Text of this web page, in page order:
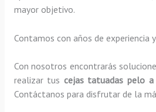
mayor objetivo.
Contamos con años de experiencia
Con nosotros encontrarás
realizar tus cejas tatuadas pelo
Contáctanos para disfrutar de la